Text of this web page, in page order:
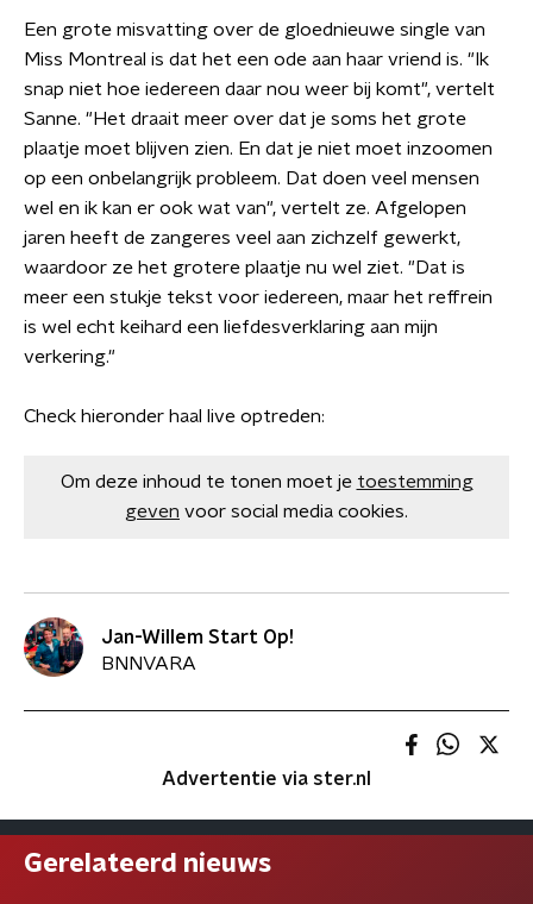
Een grote misvatting over de gloednieuwe single van
Miss Montreal is dat het een ode aan haar vriend is. "Ik
snap niet hoe iedereen daar nou weer bij komt", vertelt
Sanne. "Het draait meer over dat je soms het grote
plaatje moet blijven zien. En dat je niet moet inzoomen
op een onbelangrijk probleem. Dat doen veel mensen
wel en ik kan er ook wat van", vertelt ze. Afgelopen
jaren heeft de zangeres veel aan zichzelf gewerkt,
waardoor ze het grotere plaatje nu wel ziet. "Dat is
meer een stukje tekst voor iedereen, maar het reffrein
is wel echt keihard een liefdesverklaring aan mijn
verkering."
Check hieronder haal live optreden:
Om deze inhoud te tonen moet je toestemming
geven voor social media cookies.
Jan-Willem Start Op!
BNNVARA
Advertentie via ster.nl
Gerelateerd nieuws